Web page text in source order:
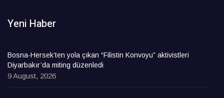
Yeni Haber
Bosna-Hersek’ten yola çıkan “Filistin Konvoyu” aktivistleri
Diyarbakır’da miting düzenledi
9 August, 2026